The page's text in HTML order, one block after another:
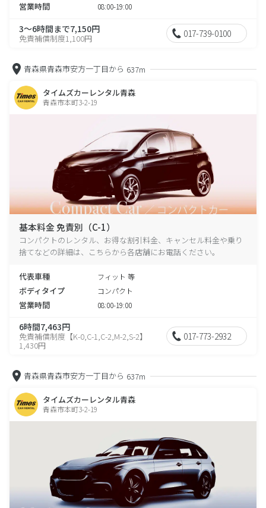
営業時間 08:00-19:00
3～6時間まで7,150円
免責補償制度1,100円 017-739-0100
青森県青森市安方一丁目から 637m
タイムズカーレンタル青森
青森市本町3-2-19
基本料金 免責別（C-1）
コンパクトのレンタル、お得な割引料金、キャンセル料金や乗り
捨てなどの詳細は、こちらから各店舗にお電話ください。
代表車種 フィット 等
ボディタイプ コンパクト
営業時間 08:00-19:00
6時間7,463円
免責補償制度【K-0,C-1,C-2,M-2,S-2】
1,430円
017-773-2932
青森県青森市安方一丁目から 637m
タイムズカーレンタル青森
青森市本町3-2-19